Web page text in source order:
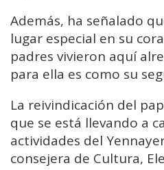
Además, ha señalado
lugar especial en su
padres vivieron aquí
para ella es como su
La reivindicación del
que se está llevando a
actividades del
consejera de Cultura,